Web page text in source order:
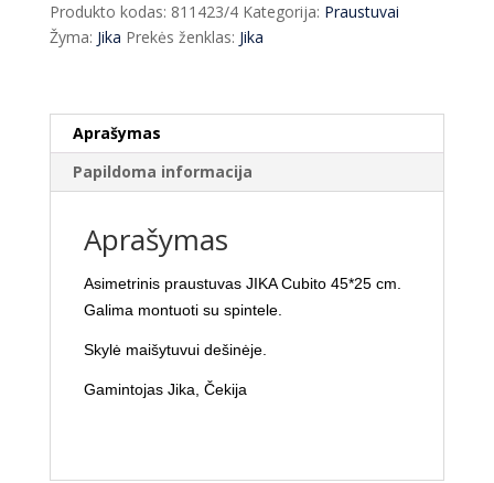
Cubito
45*25
Produkto kodas: 811423/4 Kategorija: Praustuvai
Žyma: Jika Prekės ženklas: Jika
Aprašymas
Papildoma informacija
Aprašymas
Asimetrinis praustuvas JIKA Cubito 45*25 cm.
Galima montuoti su spintele.
Skylė maišytuvui dešinėje.
Gamintojas Jika, Čekija